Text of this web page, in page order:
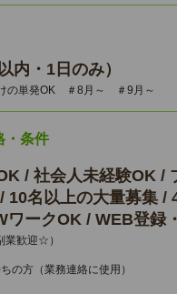
内・1日のみ）
の単発OK ＃8月～ ＃9月～
・条件
/ 社会人未経験OK /
10名以上の大量募集 /
ワークOK / WEB登録
業歓迎☆）
の方（業務連絡に使用）